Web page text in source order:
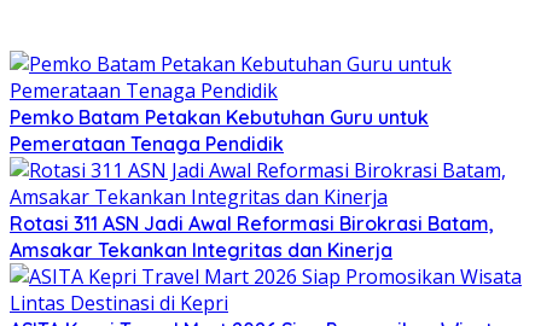
Pemko Batam Petakan Kebutuhan Guru untuk
Pemerataan Tenaga Pendidik
Rotasi 311 ASN Jadi Awal Reformasi Birokrasi Batam,
Amsakar Tekankan Integritas dan Kinerja